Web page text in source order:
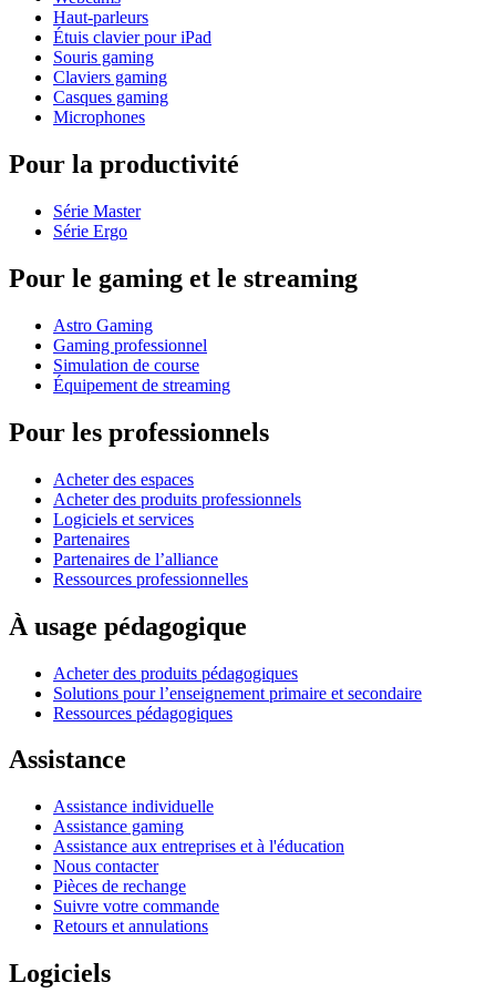
Haut-parleurs
Étuis clavier pour iPad
Souris gaming
Claviers gaming
Casques gaming
Microphones
Pour la productivité
Série Master
Série Ergo
Pour le gaming et le streaming
Astro Gaming
Gaming professionnel
Simulation de course
Équipement de streaming
Pour les professionnels
Acheter des espaces
Acheter des produits professionnels
Logiciels et services
Partenaires
Partenaires de l’alliance
Ressources professionnelles
À usage pédagogique
Acheter des produits pédagogiques
Solutions pour l’enseignement primaire et secondaire
Ressources pédagogiques
Assistance
Assistance individuelle
Assistance gaming
Assistance aux entreprises et à l'éducation
Nous contacter
Pièces de rechange
Suivre votre commande
Retours et annulations
Logiciels